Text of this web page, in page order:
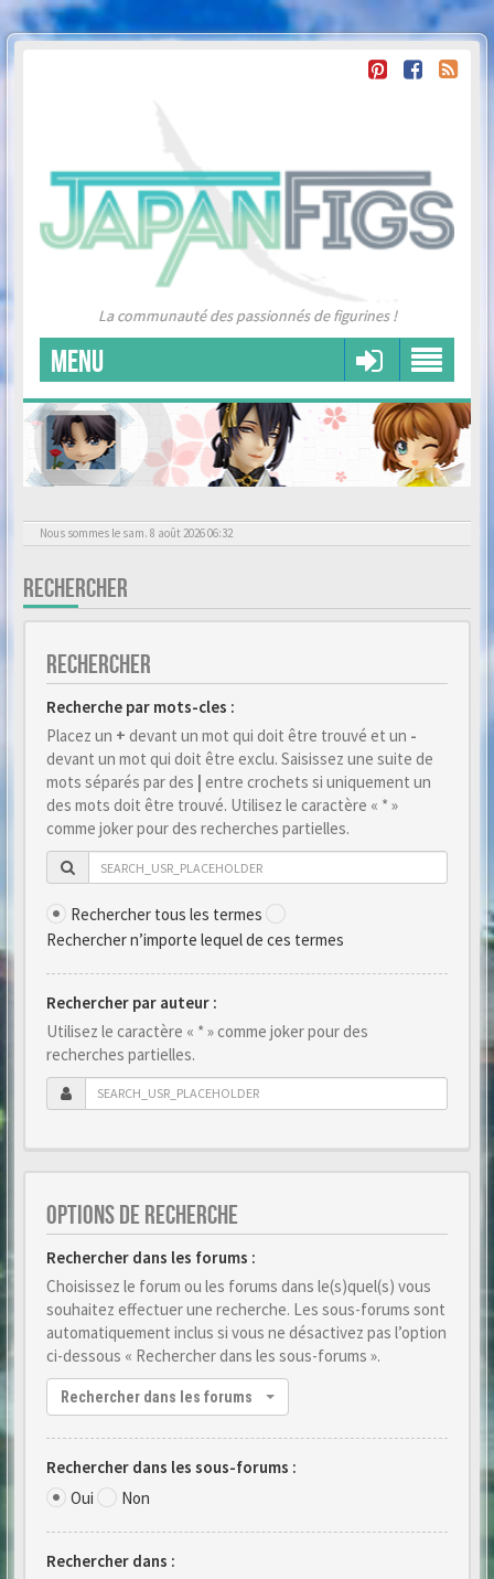
La communauté des passionnés de figurines !
MENU
Nous sommes le sam. 8 août 2026 06:32
RECHERCHER
RECHERCHER
Recherche par mots-cles :
Placez un + devant un mot qui doit être trouvé et un -
devant un mot qui doit être exclu. Saisissez une suite de
mots séparés par des | entre crochets si uniquement un
des mots doit être trouvé. Utilisez le caractère « * »
comme joker pour des recherches partielles.
Rechercher tous les termes
Rechercher n’importe lequel de ces termes
Rechercher par auteur :
Utilisez le caractère « * » comme joker pour des
recherches partielles.
OPTIONS DE RECHERCHE
Rechercher dans les forums :
Choisissez le forum ou les forums dans le(s)quel(s) vous
souhaitez effectuer une recherche. Les sous-forums sont
automatiquement inclus si vous ne désactivez pas l’option
ci-dessous « Rechercher dans les sous-forums ».
Rechercher dans les forums
Rechercher dans les sous-forums :
Oui
Non
Rechercher dans :